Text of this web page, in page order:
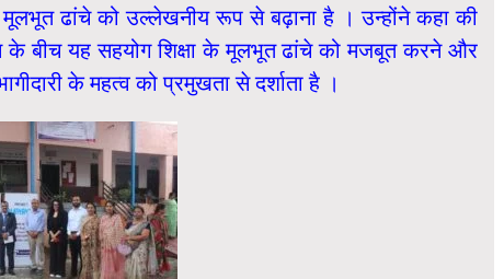
ढांचे को उल्लेखनीय रूप से बढ़ाना है । उन्होंने कहा की
के बीच यह सहयोग शिक्षा के मूलभूत ढांचे को मजबूत करने और
के महत्व को प्रमुखता से दर्शाता है ।